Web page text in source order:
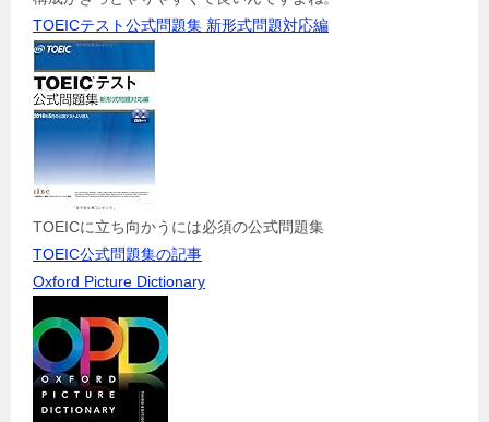
TOEICテスト公式問題集 新形式問題対応編
TOEICに立ち向かうには必須の公式問題集
TOEIC公式問題集の記事
Oxford Picture Dictionary